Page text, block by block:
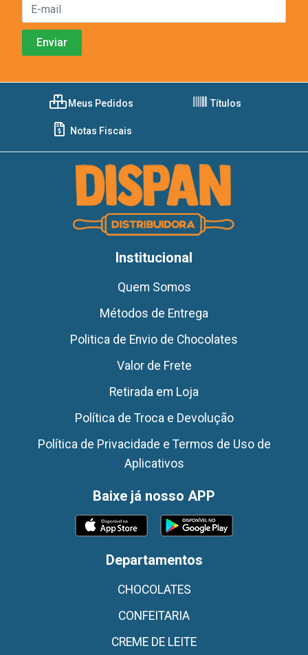
Meus Pedidos Títulos
Notas Fiscais
Institucional
Quem Somos
Métodos de Entrega
Politica de Envio de Chocolates
Valor de Frete
Retirada em Loja
Política de Troca e Devolução
Política de Privacidade e Termos de Uso de
Aplicativos
Baixe já nosso APP
Departamentos
CHOCOLATES
CONFEITARIA
CREME DE LEITE